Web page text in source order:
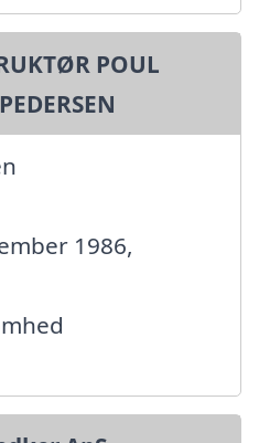
POUL
1986,